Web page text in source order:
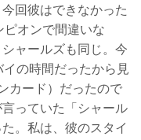
回彼はできなかった
オンで間違いな
ャールズも同じ。今
の時間だったから見
カード）だったので
っていた「シャール
。私は、彼のスタイ